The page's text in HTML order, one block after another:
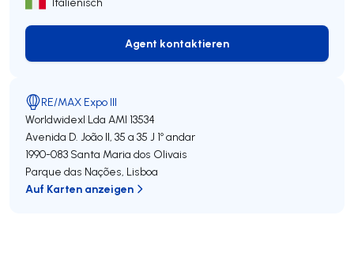
Agent kontaktieren
Agent kontaktieren
RE/MAX Expo III
Worldwidexl Lda AMI 13534
Avenida D. João II, 35 a 35 J 1º andar
1990-083 Santa Maria dos Olivais
Parque das Nações, Lisboa
Auf Karten anzeigen